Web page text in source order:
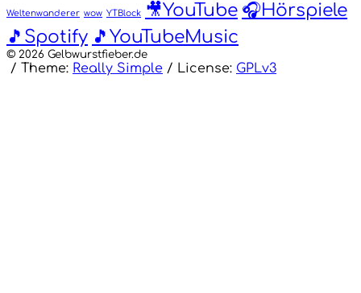
Weltenwanderer wow YTBlock 🎥YouTube 🎧Hörspiele
🎵Spotify 🎵YouTubeMusic
© 2026 Gelbwurstfieber.de
/ Theme: Really Simple / License: GPLv3